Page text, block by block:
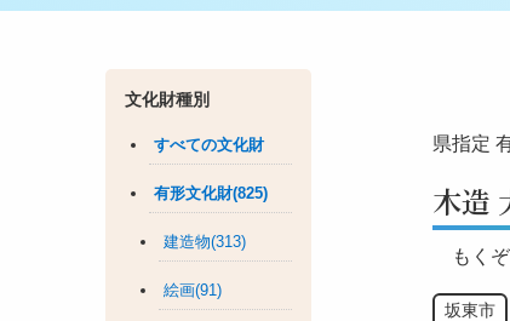
文化財種別
すべての文化財
有形文化財(825)
建造物(313)
絵画(91)
県指定
木造
もく
坂東市